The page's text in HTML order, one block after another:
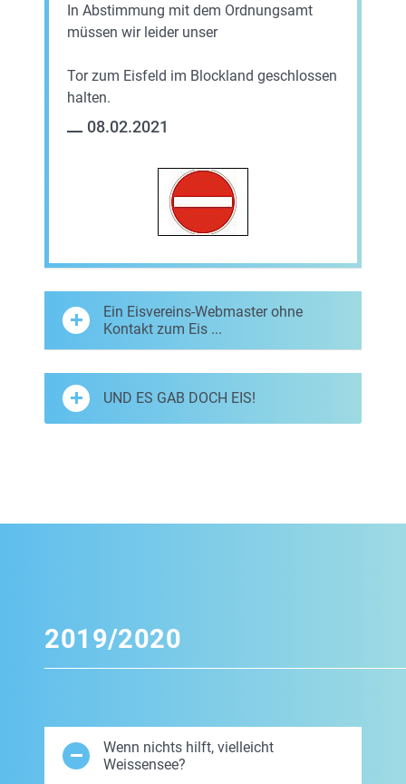
In Abstimmung mit dem Ordnungsamt
müssen wir leider unser
Tor zum Eisfeld im Blockland geschlossen
halten.
08.02.2021
Ein Eisvereins-Webmaster ohne
Kontakt zum Eis ...
UND ES GAB DOCH EIS!
2019/2020
Wenn nichts hilft, vielleicht
Weissensee?